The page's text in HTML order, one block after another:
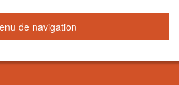
de navigation